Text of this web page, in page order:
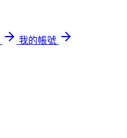
我的帳號